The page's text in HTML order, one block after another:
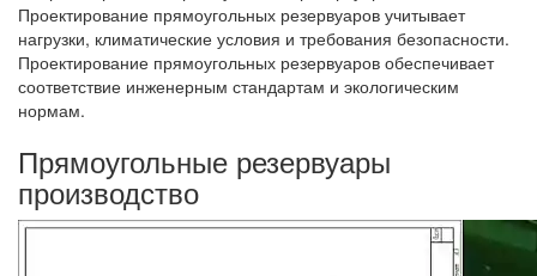
Проектирование прямоугольных резервуаров учитывает
нагрузки, климатические условия и требования безопасности.
Проектирование прямоугольных резервуаров обеспечивает
соответствие инженерным стандартам и экологическим
нормам.
Прямоугольные резервуары
производство